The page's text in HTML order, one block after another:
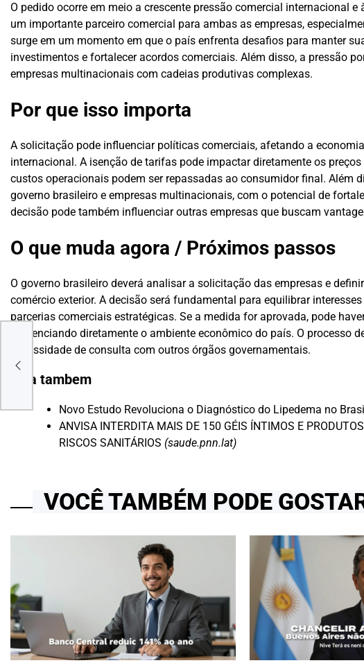
O pedido ocorre em meio a crescente pressão comercial internacional
um importante parceiro comercial para ambas as empresas,
surge em um momento em que o país enfrenta desafios para manter
investimentos e fortalecer acordos comerciais. Além disso, a pressão
empresas multinacionais com cadeias produtivas complexas.
Por que isso importa
A solicitação pode influenciar políticas comerciais, afetando a
internacional. A isenção de tarifas pode impactar diretamente os
custos operacionais podem ser repassadas ao consumidor final. Além
governo brasileiro e empresas multinacionais, com o potencial de
decisão pode também influenciar outras empresas que buscam
O que muda agora / Próximos passos
O governo brasileiro deverá analisar a solicitação das empresas e
comércio exterior. A decisão será fundamental para equilibrar
parcerias comerciais estratégicas. Se a medida for aprovada, pode
influenciando diretamente o ambiente econômico do país. O processo
necessidade de consulta com outros órgãos governamentais.
Leia tambem
Novo Estudo Revoluciona o Diagnóstico do Lipedema no
ANVISA INTERDITA MAIS DE 150 GÉIS ÍNTIMOS E
RISCOS SANITÁRIOS (saude.pnn.lat)
VOCÊ TAMBÉM PODE